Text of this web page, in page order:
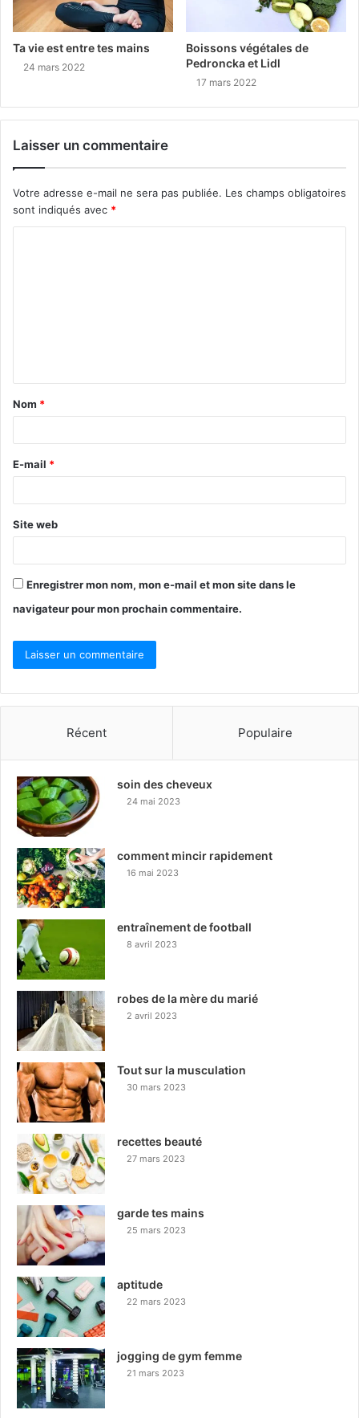
Ta vie est entre tes mains
24 mars 2022
Boissons végétales de
Pedroncka et Lidl
17 mars 2022
Laisser un commentaire
Votre adresse e-mail ne sera pas publiée. Les champs obligatoires
sont indiqués avec *
t
a
e
*
Nom *
E-mail *
Site web
Enregistrer mon nom, mon e-mail et mon site dans le
navigateur pour mon prochain commentaire.
Récent Populaire
soin des cheveux
24 mai 2023
comment mincir rapidement
16 mai 2023
entraînement de football
8 avril 2023
robes de la mère du marié
2 avril 2023
Tout sur la musculation
30 mars 2023
recettes beauté
27 mars 2023
garde tes mains
25 mars 2023
aptitude
22 mars 2023
jogging de gym femme
21 mars 2023